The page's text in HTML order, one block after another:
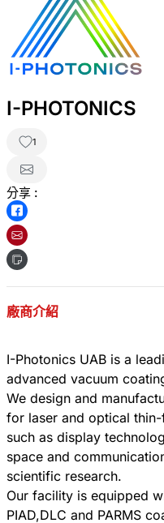
I-PHOTONICS
1
分享 :
廠商介紹
I-Photonics UAB is a
advanced vacuum
We design and
for laser and optical
such as display
space and
scientific research.
Our facility is equipped
PIAD,DLC and PARMS